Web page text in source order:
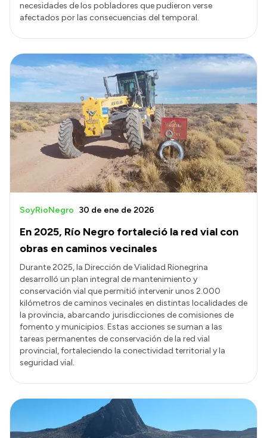
necesidades de los pobladores que pudieron verse
afectados por las consecuencias del temporal.
En 2025, Río Negro fortaleció la red vial con
obras en caminos vecinales
SoyRioNegro 30 de ene de 2026
Durante 2025, la Dirección de Vialidad Rionegrina
desarrolló un plan integral de mantenimiento y
conservación vial que permitió intervenir unos 2.000
kilómetros de caminos vecinales en distintas localidades de
la provincia, abarcando jurisdicciones de comisiones de
fomento y municipios. Estas acciones se suman a las
tareas permanentes de conservación de la red vial
provincial, fortaleciendo la conectividad territorial y la
seguridad vial.